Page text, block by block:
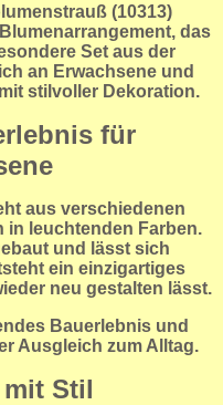
(10313)
das
Set aus der
an Erwachsene und
stilvoller Dekoration.
für
aus verschiedenen
in leuchtenden Farben.
und lässt sich
ein einzigartiges
neu gestalten lässt.
Bauerlebnis und
Ausgleich zum Alltag.
Stil